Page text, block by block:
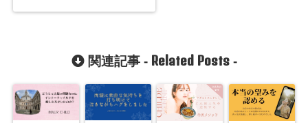
関連記事 - Related Posts-